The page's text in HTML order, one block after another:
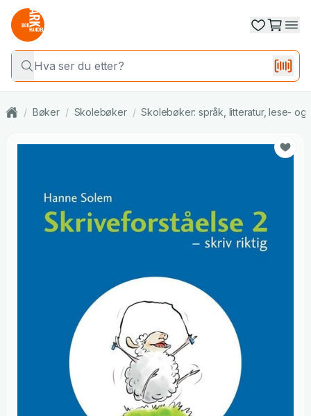
/ Bøker / Skolebøker / Skolebøker: språk, litteratur, lese-